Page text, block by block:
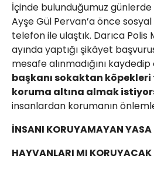
İçinde bulunduğumuz
Ayşe Gül Pervan’a önce
telefon ile ulaştık. Darıca Polis
ayında yaptığı şikâyet
mesafe alınmadığını kaydedip
başkanı sokaktan köpekleri
koruma altına almak
insanlardan korumanın
İNSANI KORUYAMAYAN YASA
HAYVANLARI MI KORUYACAK